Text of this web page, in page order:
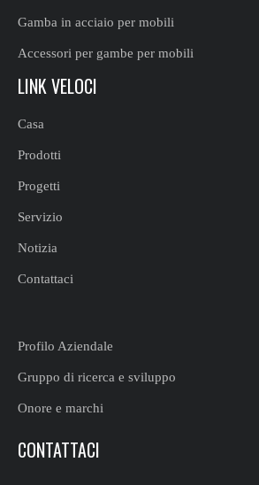
Gamba in acciaio per mobili
Accessori per gambe per mobili
LINK VELOCI
Casa
Prodotti
Progetti
Servizio
Notizia
Contattaci
Profilo Aziendale
Gruppo di ricerca e sviluppo
Onore e marchi
CONTATTACI